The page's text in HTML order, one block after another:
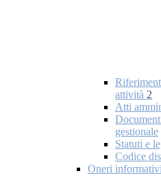
attività 2
Atti
gestionale
Statuti e
Codice
Oneri